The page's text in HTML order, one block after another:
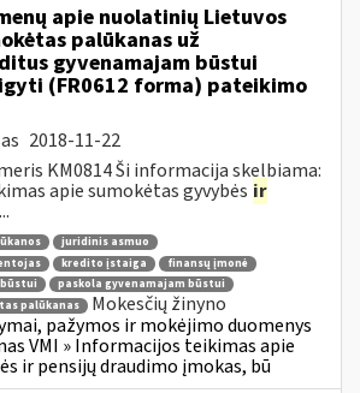
apie nuolatinių Lietuvos
palūkanas už
gyvenamajam būstui
(FR0612 forma) pateikimo
2018-11-22
KM0814 Ši informacija skelbiama:
apie sumokėtas gyvybės ir
juridinis asmuo
kredito įstaiga
finansų įmonė
paskola gyvenamajam būstui
palūkanas
Mokesčių žinyno
pažymos ir mokėjimo duomenys
VMI » Informacijos teikimas apie
ir pensijų draudimo įmokas, bū